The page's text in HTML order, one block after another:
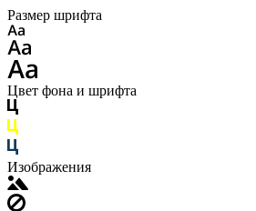
Размер шрифта
Цвет фона и шрифта
Изображения